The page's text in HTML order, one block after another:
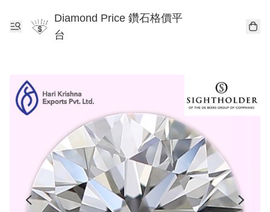
Diamond Price 鑽石格價平
台